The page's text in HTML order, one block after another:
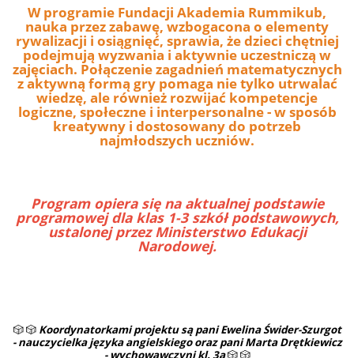
W programie Fundacji Akademia Rummikub,
nauka przez zabawę, wzbogacona o elementy
rywalizacji i osiągnięć, sprawia, że dzieci chętniej
podejmują wyzwania i aktywnie uczestniczą w
zajęciach. Połączenie zagadnień matematycznych
z aktywną formą gry pomaga nie tylko utrwalać
wiedzę, ale również rozwijać kompetencje
logiczne, społeczne i interpersonalne - w sposób
kreatywny i dostosowany do potrzeb
najmłodszych uczniów.
Program opiera się na aktualnej podstawie
programowej dla klas 1-3 szkół podstawowych,
ustalonej przez Ministerstwo Edukacji
Narodowej.
🎲🎲 Koordynatorkami projektu są pani Ewelina Świder-Szurgot
- nauczycielka języka angielskiego oraz pani Marta Drętkiewicz
- wychowawczyni kl. 3a🎲🎲